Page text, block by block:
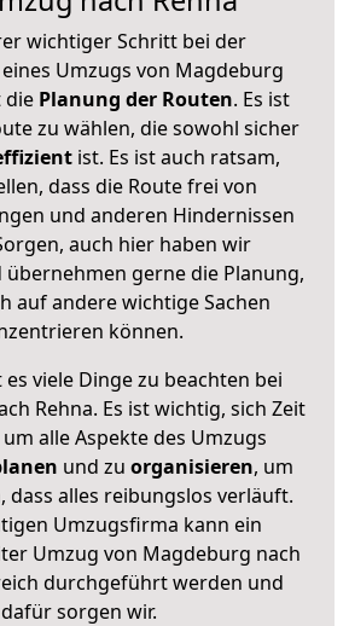
wichtiger Schritt bei der
Umzugs von Magdeburg
die Planung der Routen. Es ist
zu wählen, die sowohl sicher
ist. Es ist auch ratsam,
dass die Route frei von
und anderen Hindernissen
auch hier haben wir
übernehmen gerne die Planung,
auf andere wichtige Sachen
können.
viele Dinge zu beachten bei
Rehna. Es ist wichtig, sich Zeit
alle Aspekte des Umzugs
und zu organisieren, um
dass alles reibungslos verläuft.
Umzugsfirma kann ein
Umzug von Magdeburg nach
durchgeführt werden und
dafür sorgen wir.